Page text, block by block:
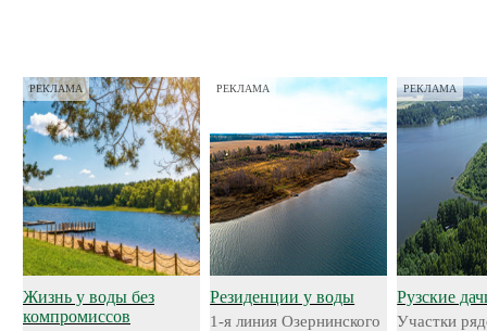
РЕКЛАМА
Жизнь у воды без
компромиссов
РЕКЛАМА
Резиденции у воды
1-я линия Озернинского
РЕКЛАМА
Рузские
Участки